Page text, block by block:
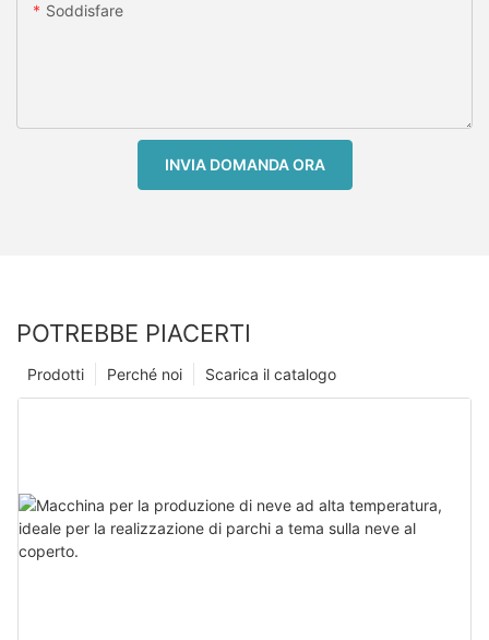
Soddisfare
INVIA DOMANDA ORA
POTREBBE PIACERTI
Scarica il catalogo
Perché noi
Prodotti